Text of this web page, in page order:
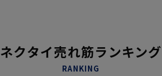
ネクタイ売れ筋ランキング
RANKING